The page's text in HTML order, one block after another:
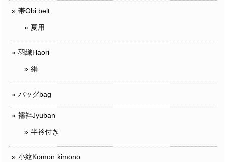
帯Obi belt
夏用
羽織Haori
絹
バッグbag
襦袢Jyuban
半衿付き
小紋Komon kimono